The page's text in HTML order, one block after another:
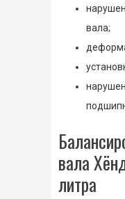
вала;
вала
литра